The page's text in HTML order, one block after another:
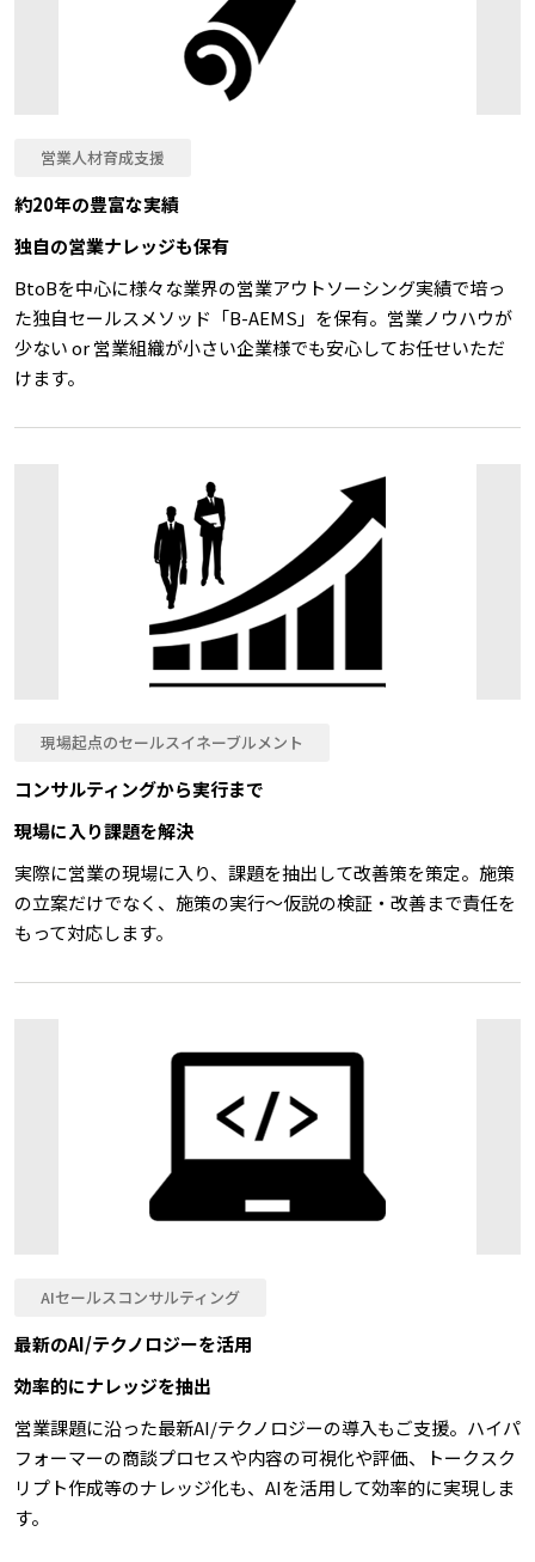
営業人材育成支援
約20年の豊富な実績
独自の営業ナレッジも保有
BtoBを中心に様々な業界の営業アウトソーシング実績で培っ
た独自セールスメソッド「B-AEMS」を保有。営業ノウハウが
少ない or 営業組織が小さい企業様でも安心してお任せいただ
けます。
現場起点のセールスイネーブルメント
コンサルティングから実行まで
現場に入り課題を解決
実際に営業の現場に入り、課題を抽出して改善策を策定。施策
の立案だけでなく、施策の実行～仮説の検証・改善まで責任を
もって対応します。
AIセールスコンサルティング
最新のAI/テクノロジーを活用
効率的にナレッジを抽出
営業課題に沿った最新AI/テクノロジーの導入もご支援。ハイパ
フォーマーの商談プロセスや内容の可視化や評価、トークスク
リプト作成等のナレッジ化も、AIを活用して効率的に実現しま
す。